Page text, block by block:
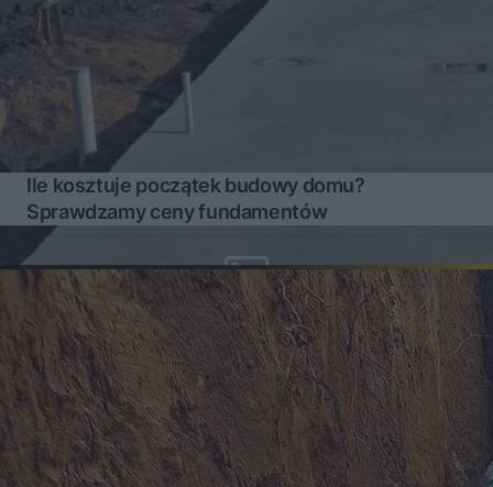
Ile kosztuje początek budowy domu?
Sprawdzamy ceny fundamentów